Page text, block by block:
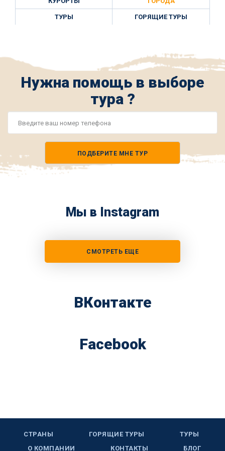
ТУРЫ ГОРЯЩИЕ ТУРЫ
Нужна помощь в выборе
тура ?
ПОДБЕРИТЕ МНЕ ТУР
Мы в Instagram
СМОТРЕТЬ ЕЩЕ
ВКонтакте
Facebook
СТРАНЫ ГОРЯЩИЕ ТУРЫ
ТУРЫ
О КОМПАНИИ
КОНТАКТЫ БЛОГ